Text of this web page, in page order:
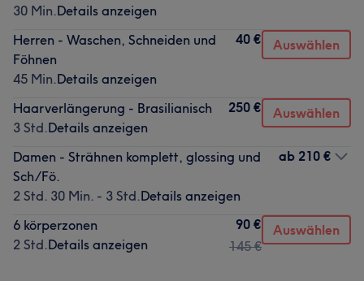
30 Min.Details anzeigen
Herren - Waschen, Schneiden und
Föhnen
45 Min.Details anzeigen
40 € Auswählen
Haarverlängerung - Brasilianisch
3 Std.Details anzeigen
250 € Auswählen
Damen - Strähnen komplett, glossing und
Sch/Fö.
2 Std. 30 Min. - 3 Std.Details anzeigen
ab 210 €
6 körperzonen
2 Std.Details anzeigen
90 €
145 €
Auswählen